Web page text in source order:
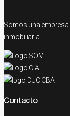
Somos una empresa
inmobiliaria.
Contacto